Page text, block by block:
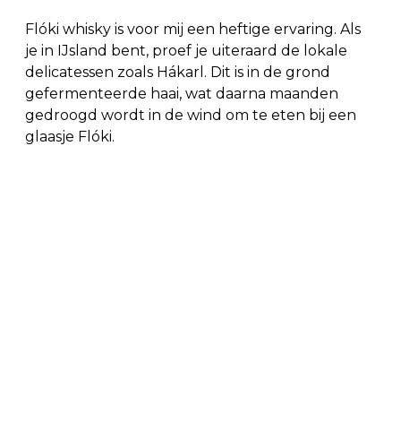
Flóki whisky is voor mij een heftige ervaring. Als
je in IJsland bent, proef je uiteraard de lokale
delicatessen zoals Hákarl. Dit is in de grond
gefermenteerde haai, wat daarna maanden
gedroogd wordt in de wind om te eten bij een
glaasje Flóki.